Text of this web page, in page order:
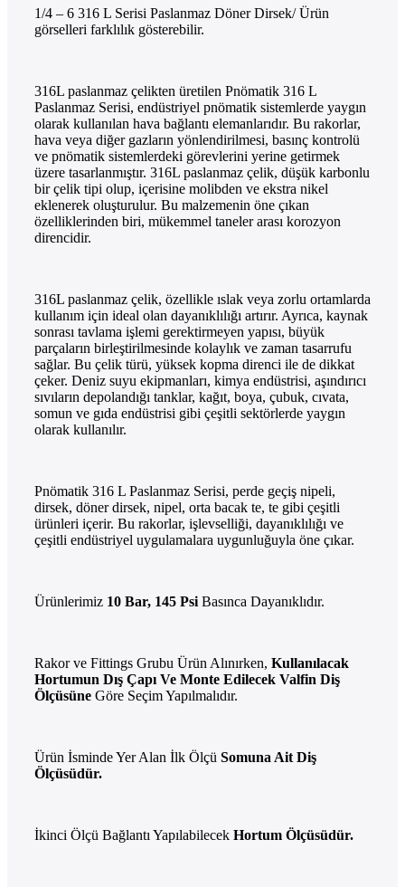
1/4 – 6 316 L Serisi Paslanmaz Döner Dirsek/ Ürün
görselleri farklılık gösterebilir.
316L paslanmaz çelikten üretilen Pnömatik 316 L
Paslanmaz Serisi, endüstriyel pnömatik sistemlerde yaygın
olarak kullanılan hava bağlantı elemanlarıdır. Bu rakorlar,
hava veya diğer gazların yönlendirilmesi, basınç kontrolü
ve pnömatik sistemlerdeki görevlerini yerine getirmek
üzere tasarlanmıştır. 316L paslanmaz çelik, düşük karbonlu
bir çelik tipi olup, içerisine molibden ve ekstra nikel
eklenerek oluşturulur. Bu malzemenin öne çıkan
özelliklerinden biri, mükemmel taneler arası korozyon
direncidir.
316L paslanmaz çelik, özellikle ıslak veya zorlu ortamlarda
kullanım için ideal olan dayanıklılığı artırır. Ayrıca, kaynak
sonrası tavlama işlemi gerektirmeyen yapısı, büyük
parçaların birleştirilmesinde kolaylık ve zaman tasarrufu
sağlar. Bu çelik türü, yüksek kopma direnci ile de dikkat
çeker. Deniz suyu ekipmanları, kimya endüstrisi, aşındırıcı
sıvıların depolandığı tanklar, kağıt, boya, çubuk, cıvata,
somun ve gıda endüstrisi gibi çeşitli sektörlerde yaygın
olarak kullanılır.
Pnömatik 316 L Paslanmaz Serisi, perde geçiş nipeli,
dirsek, döner dirsek, nipel, orta bacak te, te gibi çeşitli
ürünleri içerir. Bu rakorlar, işlevselliği, dayanıklılığı ve
çeşitli endüstriyel uygulamalara uygunluğuyla öne çıkar.
Ürünlerimiz 10 Bar, 145 Psi Basınca Dayanıklıdır.
Rakor ve Fittings Grubu Ürün Alınırken, Kullanılacak
Hortumun Dış Çapı Ve Monte Edilecek Valfin Diş
Ölçüsüne Göre Seçim Yapılmalıdır.
Ürün İsminde Yer Alan İlk Ölçü Somuna Ait Diş
Ölçüsüdür.
İkinci Ölçü Bağlantı Yapılabilecek Hortum Ölçüsüdür.